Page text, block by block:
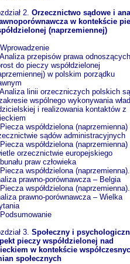
2. Orzecznictwo sądowe i
w kontekście
(naprzemiennej)
przepisów prawa
do pieczy współdzielonej
w polskim porządku
linii orzeczniczych polskich
wspólnego wykonywania
i realizowania kontaktów z
współdzielona (naprzemienna)
sądów administracyjnych
współdzielona (naprzemienna)
orzecznictwie europejskiego
praw człowieka
współdzielona (naprzemienna).
prawno-porównawcza – Belgia
współdzielona (naprzemienna).
prawno-porównawcza – Wielka
3. Społeczny i
pieczy współdzielonej nad
w kontekście
społecznych